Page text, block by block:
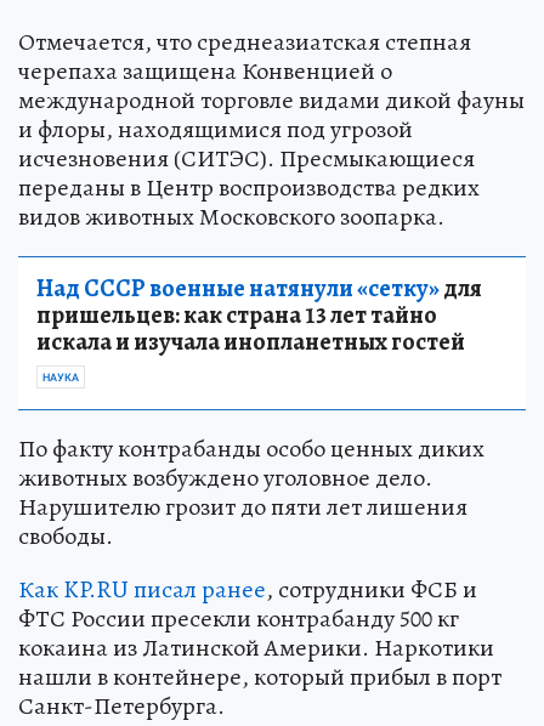
Отмечается, что среднеазиатская степная
черепаха защищена Конвенцией о
международной торговле видами дикой фауны
и флоры, находящимися под угрозой
исчезновения (СИТЭС). Пресмыкающиеся
переданы в Центр воспроизводства редких
видов животных Московского зоопарка.
Над СССР военные натянули «сетку»для
пришельцев: как страна 13 лет тайно
искала и изучала инопланетных гостей
НАУКА
По факту контрабанды особо ценных диких
животных возбуждено уголовное дело.
Нарушителю грозит до пяти лет лишения
свободы.
Как KP.RU писал ранее, сотрудники ФСБ и
ФТС России пресекли контрабанду 500 кг
кокаина из Латинской Америки. Наркотики
нашли в контейнере, который прибыл в порт
Санкт-Петербурга.